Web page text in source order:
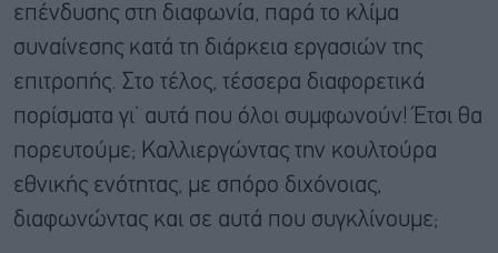
επένδυσης στη διαφωνία, παρά το κλίμα
συναίνεσης κατά τη διάρκεια εργασιών της
επιτροπής. Στο τέλος, τέσσερα διαφορετικά
πορίσματα γι’ αυτά που όλοι συμφωνούν! Έτσι θα
πορευτούμε; Καλλιεργώντας την κουλτούρα
εθνικής ενότητας, με σπόρο διχόνοιας,
διαφωνώντας και σε αυτά που συγκλίνουμε;